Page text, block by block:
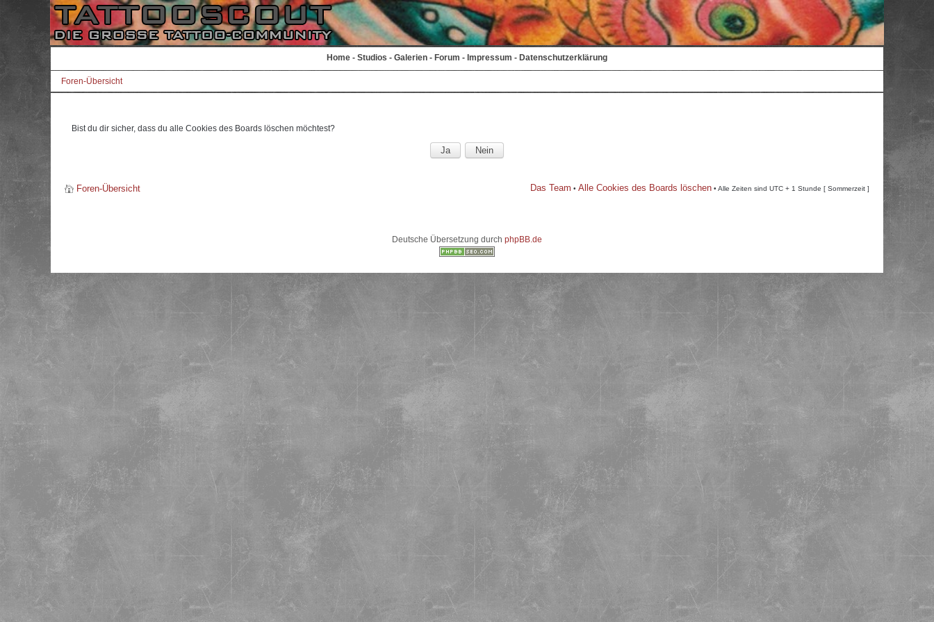
Home - Studios - Galerien - Forum - Impressum - Datenschutzerklärung
Foren-Übersicht
Bist du dir sicher, dass du alle Cookies des Boards löschen möchtest?
Foren-Übersicht Das Team • Alle Cookies des Boards löschen • Alle Zeiten sind UTC + 1 Stunde [ Sommerzeit ]
Deutsche Übersetzung durch phpBB.de